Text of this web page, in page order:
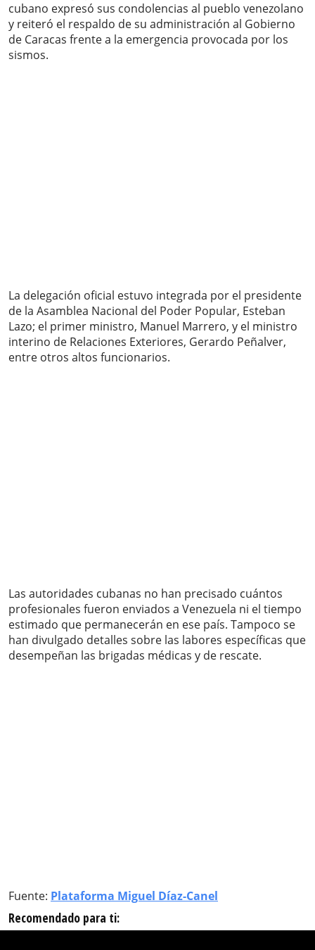
cubano expresó sus condolencias al pueblo venezolano
y reiteró el respaldo de su administración al Gobierno
de Caracas frente a la emergencia provocada por los
sismos.
La delegación oficial estuvo integrada por el presidente
de la Asamblea Nacional del Poder Popular, Esteban
Lazo; el primer ministro, Manuel Marrero, y el ministro
interino de Relaciones Exteriores, Gerardo Peñalver,
entre otros altos funcionarios.
Las autoridades cubanas no han precisado cuántos
profesionales fueron enviados a Venezuela ni el tiempo
estimado que permanecerán en ese país. Tampoco se
han divulgado detalles sobre las labores específicas que
desempeñan las brigadas médicas y de rescate.
Fuente: Plataforma Miguel Díaz-Canel
Recomendado para ti: